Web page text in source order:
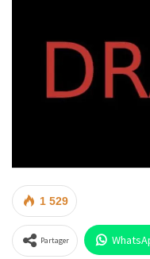
1 529
Partager